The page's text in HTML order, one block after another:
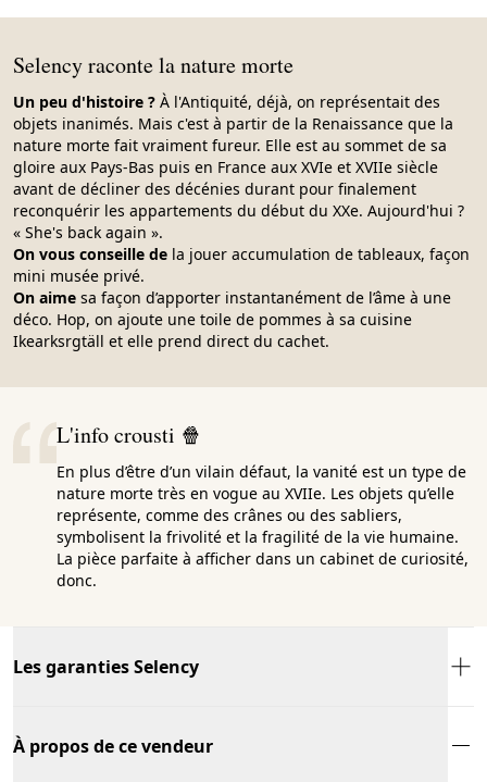
Selency raconte la nature morte
Un peu d'histoire ? À l'Antiquité, déjà, on représentait des
objets inanimés. Mais c'est à partir de la Renaissance que la
nature morte fait vraiment fureur. Elle est au sommet de sa
gloire aux Pays-Bas puis en France aux XVIe et XVIIe siècle
avant de décliner des décénies durant pour finalement
reconquérir les appartements du début du XXe. Aujourd'hui ?
« She's back again ».
On vous conseille de la jouer accumulation de tableaux, façon
mini musée privé.
On aime sa façon d’apporter instantanément de l’âme à une
déco. Hop, on ajoute une toile de pommes à sa cuisine
Ikearksrgtäll et elle prend direct du cachet.
L'info crousti 🍿
En plus d’être d’un vilain défaut, la vanité est un type de
nature morte très en vogue au XVIIe. Les objets qu’elle
représente, comme des crânes ou des sabliers,
symbolisent la frivolité et la fragilité de la vie humaine.
La pièce parfaite à afficher dans un cabinet de curiosité,
donc.
Les garanties Selency
À propos de ce vendeur